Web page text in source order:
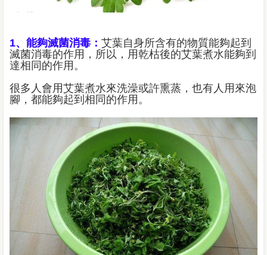
1、能夠滅菌消毒： 艾葉自身所含有的物質能夠起到
滅菌消毒的作用，所以，用乾枯後的艾葉煮水能夠到
達相同的作用。
很多人會用艾葉煮水來洗澡或許熏蒸，也有人用來泡
腳，都能夠起到相同的作用。